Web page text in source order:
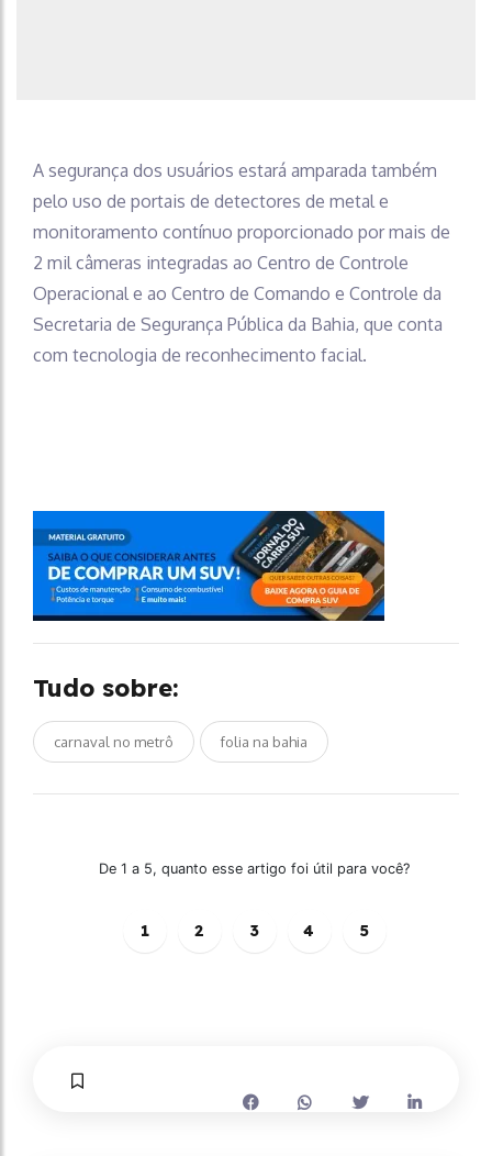
A segurança dos usuários estará amparada também
pelo uso de portais de detectores de metal e
monitoramento contínuo proporcionado por mais de
2 mil câmeras integradas ao Centro de Controle
Operacional e ao Centro de Comando e Controle da
Secretaria de Segurança Pública da Bahia, que conta
com tecnologia de reconhecimento facial.
Tudo sobre:
carnaval no metrô folia na bahia
De 1 a 5, quanto esse artigo foi útil para você?
1 2 3 4 5